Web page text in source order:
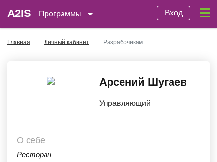
A2IS Программы Вход
Главная Личный кабинет Разрабочикам
Арсений Шугаев
Управляющий
О себе
Ресторан